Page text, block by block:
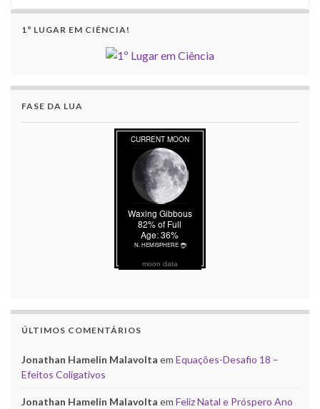
1º LUGAR EM CIÊNCIA!
FASE DA LUA
moon data
ÚLTIMOS COMENTÁRIOS
Jonathan Hamelin Malavolta em Equações-Desafio 18 –
Efeitos Coligativos
Jonathan Hamelin Malavolta em Feliz Natal e Próspero Ano